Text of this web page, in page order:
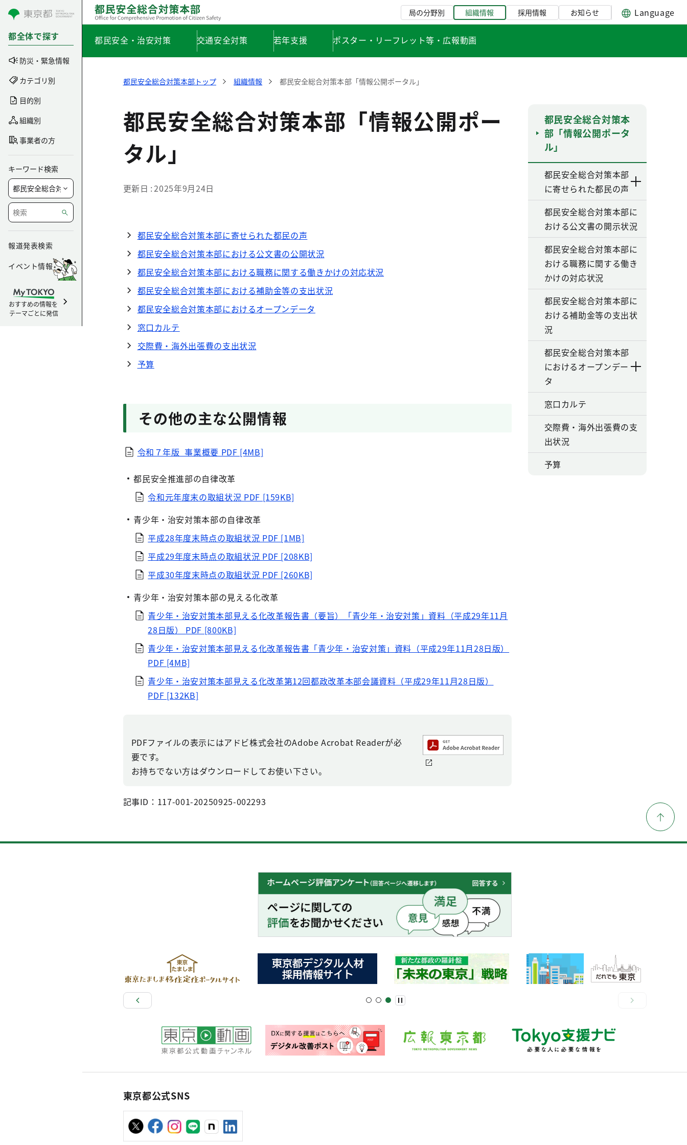
コンテンツにスキップ
都全体で探す
防災・緊急情報
カテゴリ別
目的別
組織別
事業者の方
キーワード検索
報道発表検索
イベント情報
おすすめの情報を
テーマごとに発信
局の分野別 組織情報 採用情報 お知らせ Language
都民安全・治安対策 交通安全対策 若年支援 ポスター・リーフレット等・広報動画
都民安全総合対策本部トップ 組織情報 都民安全総合対策本部「情報公開ポータル」
都民安全総合対策本部「情報公開ポー
タル」
更新日 2025年9月24日
都民安全総合対策本部に寄せられた都民の声
都民安全総合対策本部における公文書の公開状況
都民安全総合対策本部における職務に関する働きかけの対応状況
都民安全総合対策本部における補助金等の支出状況
都民安全総合対策本部におけるオープンデータ
窓口カルテ
交際費・海外出張費の支出状況
予算
その他の主な公開情報
令和７年版_事業概要 PDF [4MB]
都民安全推進部の自律改革
令和元年度末の取組状況 PDF [159KB]
青少年・治安対策本部の自律改革
平成28年度末時点の取組状況 PDF [1MB]
平成29年度末時点の取組状況 PDF [208KB]
平成30年度末時点の取組状況 PDF [260KB]
青少年・治安対策本部の見える化改革
青少年・治安対策本部見える化改革報告書（要旨）「青少年・治安対策」資料（平成29年11月
28日版） PDF [800KB]
青少年・治安対策本部見える化改革報告書「青少年・治安対策」資料（平成29年11月28日版）
PDF [4MB]
青少年・治安対策本部見える化改革第12回都政改革本部会議資料（平成29年11月28日版）
PDF [132KB]
PDFファイルの表示にはアドビ株式会社のAdobe Acrobat Readerが必
要です。
お持ちでない方はダウンロードしてお使い下さい。
記事ID：117-001-20250925-002293
都民安全総合対策本
部「情報公開ポータ
ル」
都民安全総合対策本部
に寄せられた都民の声
都民安全総合対策本部に
おける公文書の開示状況
都民安全総合対策本部に
おける職務に関する働き
かけの対応状況
都民安全総合対策本部に
おける補助金等の支出状
況
都民安全総合対策本部
におけるオープンデー
タ
窓口カルテ
交際費・海外出張費の支
出状況
予算
東京都公式SNS